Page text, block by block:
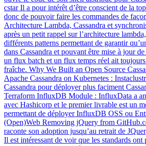
cstar Il a pour intérêt d’être conscient de la
donc de pouvoir faire les commandes de
Architecture Lambda, Cassandra et
après un petit rappel sur l’architecture
différents patterns permettant de garantir
dans Cassandra et pouvant être mise à jour
un flux batch et un flux temps réel ait
fraîche. Why We Built an Open Source
Apache Cassandra on Kubernetes :
Cassandra pour déployer plus faciment
Terraform InfluxDB Module : InfluxData a
avec Hashicorp et le premier livrable est un
permettant de déployer InfluxDB OSS ou
(Open)Web Removing jQuery from
raconte son adoption jusqu’au retrait de
Il est intéressant de voir que les standards ont